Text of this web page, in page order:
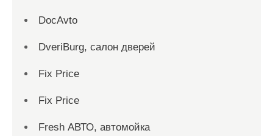
DocAvto
DveriBurg, салон дверей
Fix Price
Fix Price
Fresh АВТО, автомойка